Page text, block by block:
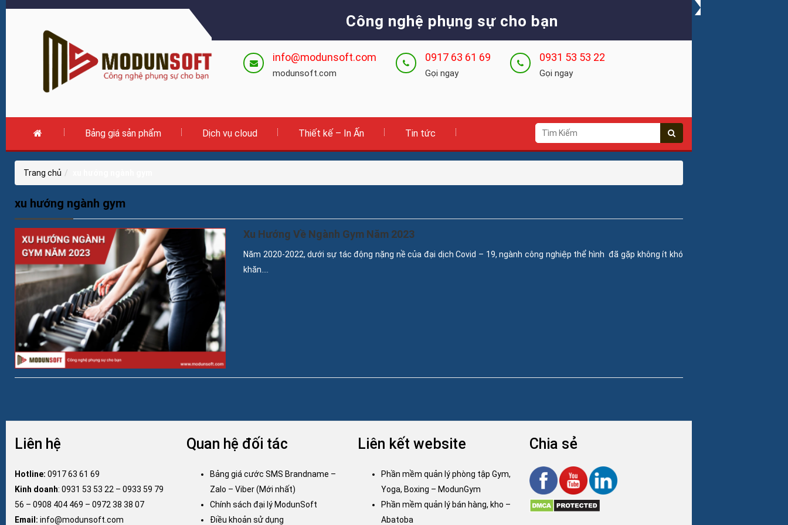
Công nghệ phụng sự cho bạn
info@modunsoft.com
modunsoft.com
0917 63 61 69
Gọi ngay
0931 53 53 22
Gọi ngay
Bảng giá sản phẩm Dịch vụ cloud Thiết kế – In Ấn Tin tức
Trang chủ
xu hướng ngành gym
Xu Hướng Về Ngành Gym Năm 2023
Năm 2020-2022, dưới sự tác động nặng nề của đại dịch Covid – 19, ngành công nghiệp thể hình đã gặp không ít khó
khăn....
Liên hệ
Hotline: 0917 63 61 69
Kinh doanh: 0931 53 53 22 – 0933 59 79
56 – 0908 404 469 – 0972 38 38 07
Email: info@modunsoft.com
Quan hệ đối tác
Bảng giá cước SMS Brandname –
Zalo – Viber (Mới nhất)
Chính sách đại lý ModunSoft
Điều khoản sử dụng
Liên kết website
Phần mềm quản lý phòng tập Gym,
Yoga, Boxing – ModunGym
Phần mềm quản lý bán hàng, kho –
Abatoba
Chia sẻ